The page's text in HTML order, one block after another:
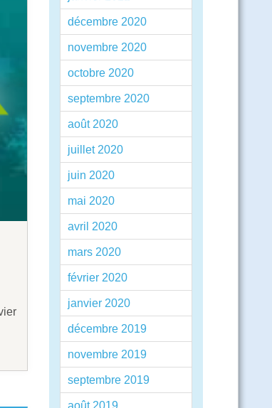
décembre 2020
novembre 2020
octobre 2020
septembre 2020
août 2020
juillet 2020
juin 2020
mai 2020
avril 2020
mars 2020
février 2020
janvier 2020
décembre 2019
novembre 2019
septembre 2019
août 2019